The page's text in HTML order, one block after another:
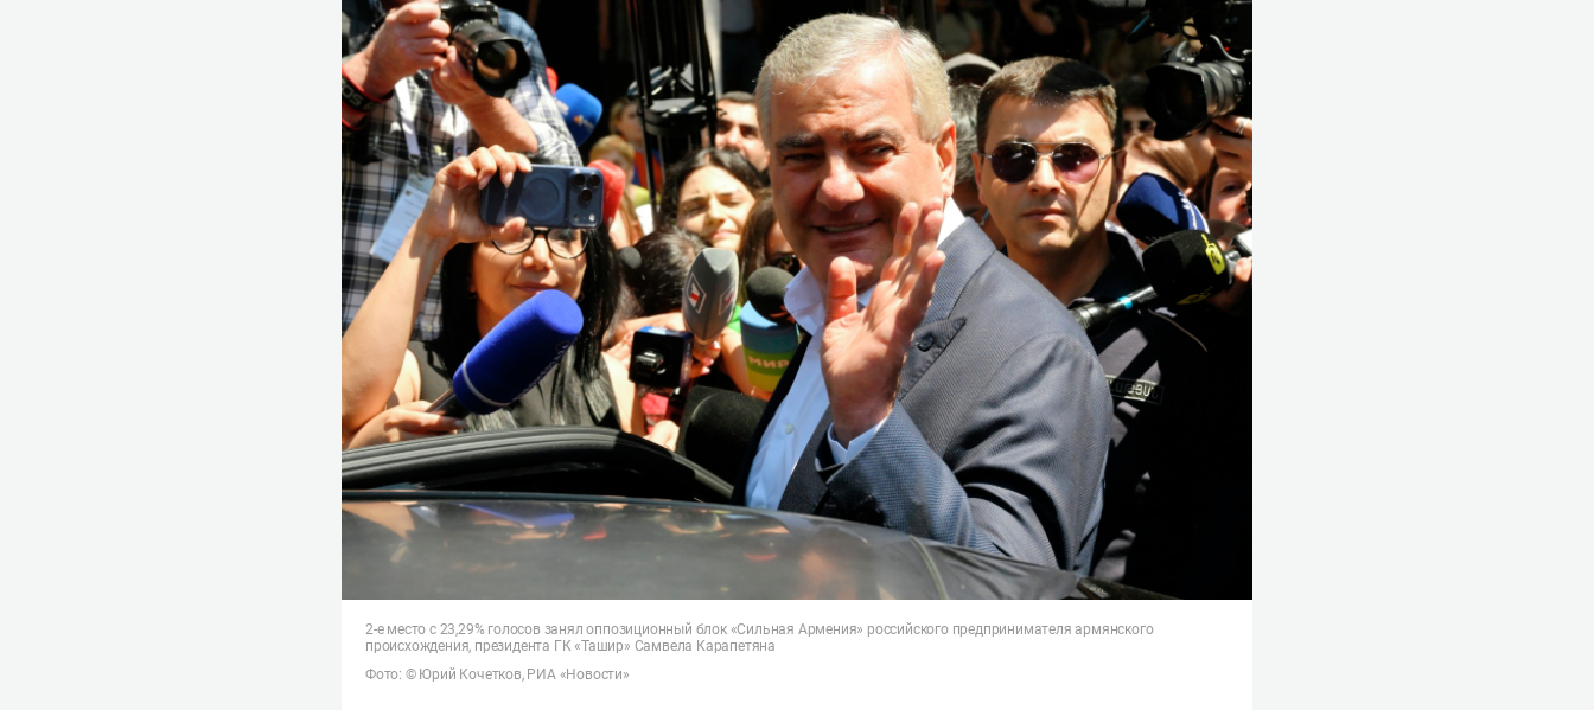
2-е место с 23,29% голосов занял оппозиционный блок «Сильная Армения» российского предпринимателя армянского
происхождения, президента ГК «Ташир» Самвела Карапетяна
Фото: © Юрий Кочетков, РИА «Новости»